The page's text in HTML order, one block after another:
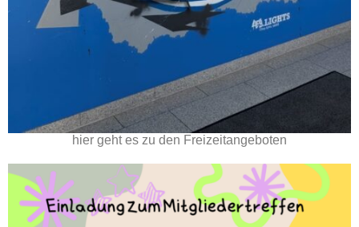
hier geht es zu den Freizeitangeboten